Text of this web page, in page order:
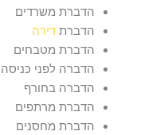
הדברת משרדים
הדברת דירה
הדברת מטבחים
הדברה לפני
הדברה בחורף
הדברת מרתפים
הדברת מחסנים